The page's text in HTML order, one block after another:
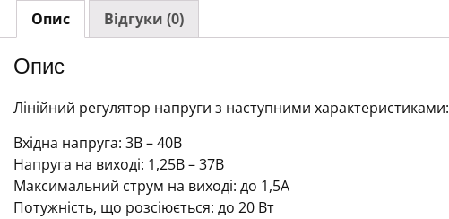
Опис Відгуки (0)
Опис
Лінійний регулятор напруги з наступними характеристиками:
Вхідна напруга: 3В – 40В
Напруга на виході: 1,25В – 37В
Максимальний струм на виході: до 1,5А
Потужність, що розсіюється: до 20 Вт